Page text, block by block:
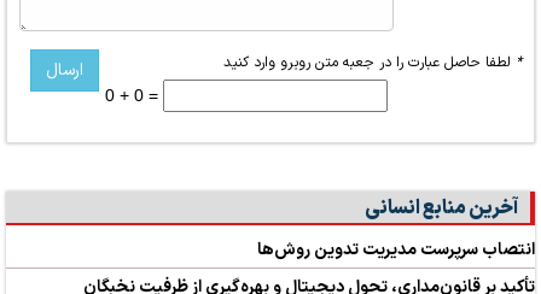
* لطفا حاصل عبارت را در جعبه متن روبرو وارد کنید
0 + 0 =
آخرین منابع انسانی
انتصاب سرپرست مدیریت تدوین روش‌ها
تأکید بر قانون‌مداری، تحول دیجیتال و بهره‌گیری از ظرفیت نخبگان